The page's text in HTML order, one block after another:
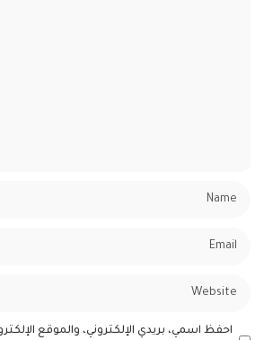
احفظ اسمي، بريدي الإلكتروني، والموقع